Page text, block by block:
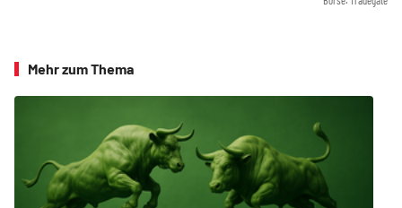
Mehr zum Thema